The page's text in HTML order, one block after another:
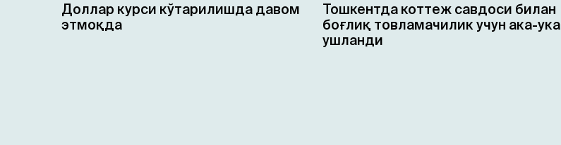
Доллар курси кўтарилишда давом
этмоқда
Тошкентда коттеж савдоси билан
боғлиқ товламачилик учун ака-ука
ушланди